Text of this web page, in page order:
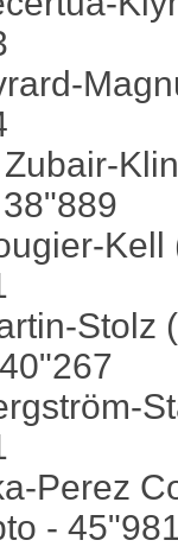
Kell
Stolz
Perez
-